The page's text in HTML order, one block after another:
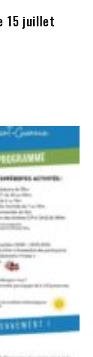
15 juillet